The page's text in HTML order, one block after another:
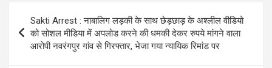
o
o
k
A
p
p
a
m
navigation
Sakti Arrest : नाबालिग लड़की के साथ छेड़छाड़ के अश्लील वीडियो
को सोशल मीडिया में अपलोड करने की धमकी देकर रुपये मांगने वाला
आरोपी नवरंगपुर गांव से गिरफ्तार, भेजा गया न्यायिक रिमांड पर